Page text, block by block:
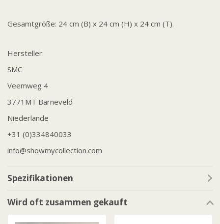
Gesamtgröße: 24 cm (B) x 24 cm (H) x 24 cm (T).
Hersteller:
SMC
Veemweg 4
3771MT Barneveld
Niederlande
+31 (0)334840033
info@showmycollection.com
Spezifikationen
Wird oft zusammen gekauft